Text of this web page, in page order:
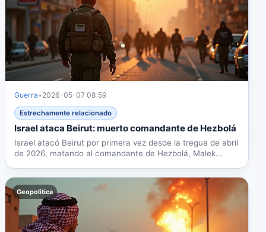
Guerra• 2026-05-07 08:59
Estrechamente relacionado
Israel ataca Beirut: muerto comandante de Hezbolá
Israel atacó Beirut por primera vez desde la tregua de abril
de 2026, matando al comandante de Hezbolá, Malek...
Geopolitica